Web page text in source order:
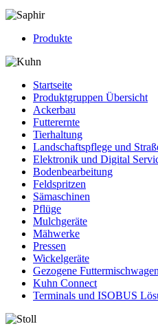
Produkte
Startseite
Produktgruppen Übersicht
Ackerbau
Futterernte
Tierhaltung
Landschaftspflege und
Elektronik und Digital
Bodenbearbeitung
Feldspritzen
Sämaschinen
Pflüge
Mulchgeräte
Mähwerke
Pressen
Wickelgeräte
Gezogene Futtermischwagen
Kuhn Connect
Terminals und ISOBUS